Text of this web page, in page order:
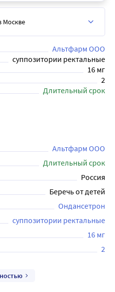
Альтфарм ООО
суппозитории ректальные
16 мг
2
Длительный срок
Москве
Альтфарм ООО
Длительный срок
Россия
Беречь от детей
Ондансетрон
суппозитории ректальные
16 мг
2